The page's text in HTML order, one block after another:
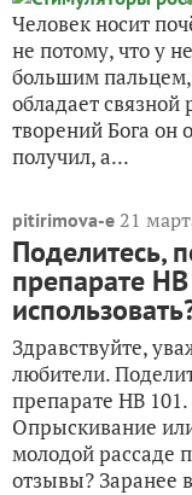
Человек носит
не потому, что у
большим
обладает связной
творений Бога он
получил, а...
pitirimova-e 21
Поделитесь,
препарате
Здравствуйте,
любители.
препарате НВ 101.
Опрыскивание
молодой рассаде
отзывы? Заранее